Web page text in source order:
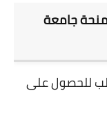
جامعة
للحصول على